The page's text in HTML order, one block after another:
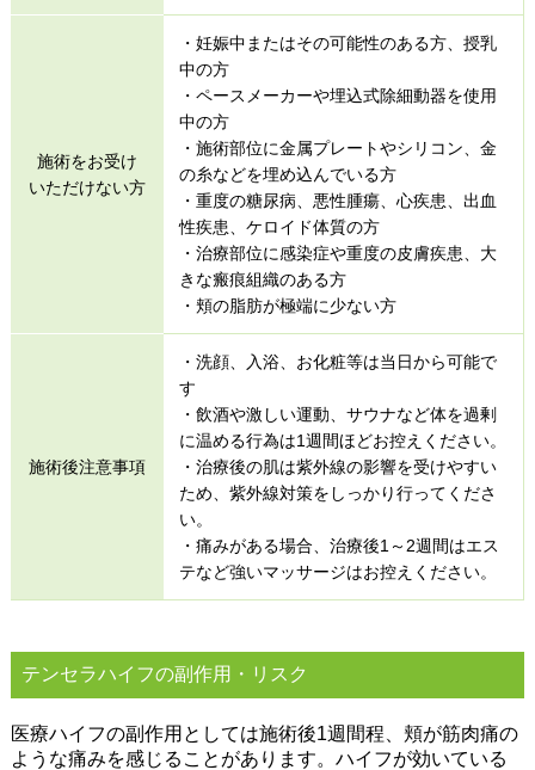
施術をお受け
いただけない方
・妊娠中またはその可能性のある方、授乳
中の方
・ペースメーカーや埋込式除細動器を使用
中の方
・施術部位に金属プレートやシリコン、金
の糸などを埋め込んでいる方
・重度の糖尿病、悪性腫瘍、心疾患、出血
性疾患、ケロイド体質の方
・治療部位に感染症や重度の皮膚疾患、大
きな瘢痕組織のある方
・頬の脂肪が極端に少ない方
施術後注意事項
・洗顔、入浴、お化粧等は当日から可能で
す
・飲酒や激しい運動、サウナなど体を過剰
に温める行為は1週間ほどお控えください。
・治療後の肌は紫外線の影響を受けやすい
ため、紫外線対策をしっかり行ってくださ
い。
・痛みがある場合、治療後1～2週間はエス
テなど強いマッサージはお控えください。
テンセラハイフの副作用・リスク
医療ハイフの副作用としては施術後1週間程、頬が筋肉痛の
ような痛みを感じることがあります。ハイフが効いている